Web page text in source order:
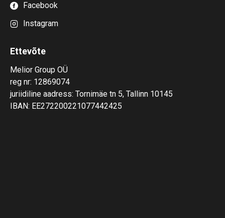
Facebook
Instagram
Ettevõte
Melior Group OÜ
reg nr: 12869074
juriidiline aadress: Tornimäe tn 5, Tallinn 10145
IBAN: EE272200221077442425